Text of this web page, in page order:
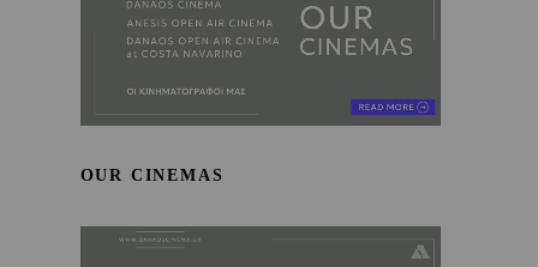
OUR CINEMAS